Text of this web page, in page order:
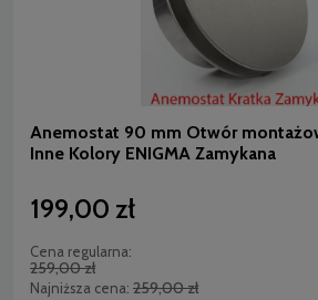
Anemostat 90 mm Otwór
Inne Kolory ENIGMA Zamykana
199,00 zł
Cena regularna:
259,00 zł
Najniższa cena: 259,00 zł